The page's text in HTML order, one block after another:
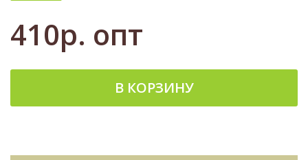
410р. опт
В КОРЗИНУ